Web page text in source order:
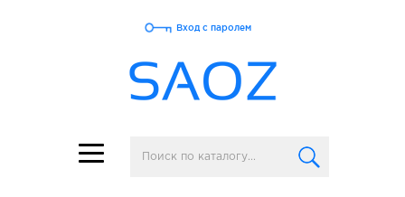
Toggle
navigation
Вход с паролем